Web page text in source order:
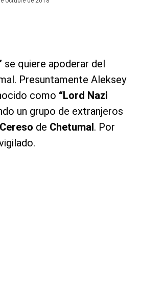
se quiere apoderar del
Presuntamente Aleksey
como “Lord Nazi
un grupo de extranjeros
Cereso de Chetumal . Por